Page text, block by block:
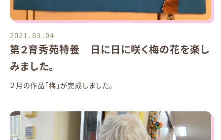
2021.03.04
第２育秀苑特養 日に日に咲く梅の花を楽し
みました。
２月の作品「梅」が完成しました。